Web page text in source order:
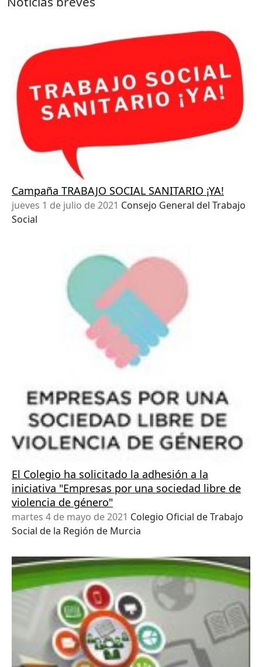
Campaña TRABAJO SOCIAL SANITARIO ¡YA!
jueves 1 de julio de 2021 Consejo General del Trabajo
Social
El Colegio ha solicitado la adhesión a la
iniciativa "Empresas por una sociedad libre de
violencia de género"
martes 4 de mayo de 2021 Colegio Oficial de Trabajo
Social de la Región de Murcia